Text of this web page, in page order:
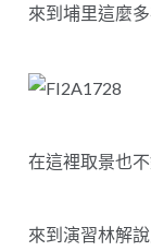
來到埔里這麼
在這裡取景也
來到演習林解